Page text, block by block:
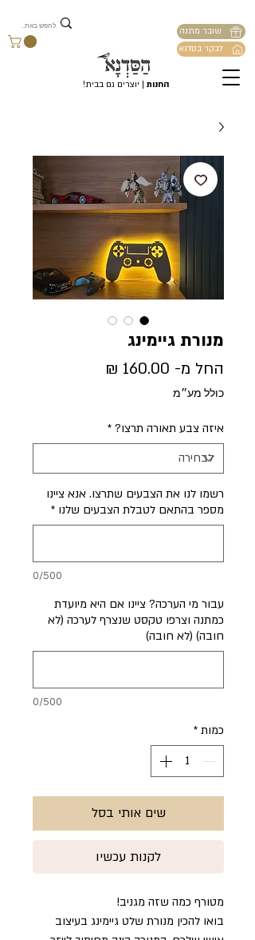
החנות | יוצרים גם בבית!
שובר מתנה
לבקר בסדנא
מנורת גיימינג
החל מ- 160.00 ₪
כולל מע״מ
איזה צבע תאורה תרצו? *
רשמו לנו את הצבעים שתרצו. אנא ציינו
מספר בהתאם לטבלת הצבעים שלנו *
0/500
עבור מי הערכה? ציינו אם היא מיועדת
כמתנה וצרפו טקסט שנצרף לערכה (לא
חובה) (לא חובה)
0/500
כמות *
שים אותי בסל
לקנות עכשיו
מטורף כמה שזה מגניב!
בואו להכין מנורת שלט גיימינג בעיצוב